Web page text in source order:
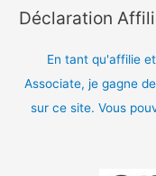
Déclaration
En tant qu'affilie
Associate, je gagne
sur ce site. Vous